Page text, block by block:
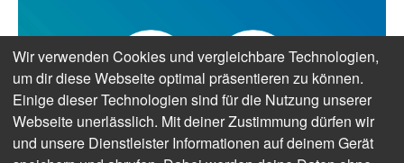
Wir verwenden Cookies und vergleichbare Technologien,
um dir diese Webseite optimal präsentieren zu können.
Einige dieser Technologien sind für die Nutzung unserer
Webseite unerlässlich. Mit deiner Zustimmung dürfen wir
und unsere Dienstleister Informationen auf deinem Gerät